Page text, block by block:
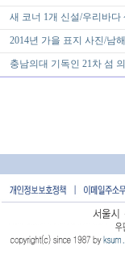
새 코너 1개 신설/우리바다
2014년 가을 표지 사진/남
충남의대 기독인 21차 섬